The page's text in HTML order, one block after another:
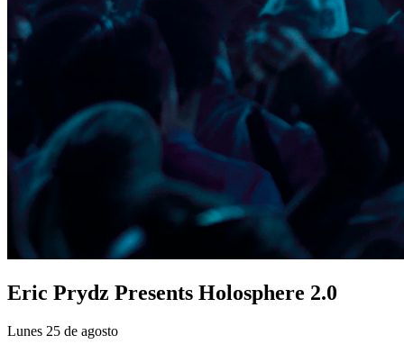
Eric Prydz Presents Holosphere 2.0
Lunes 25 de agosto